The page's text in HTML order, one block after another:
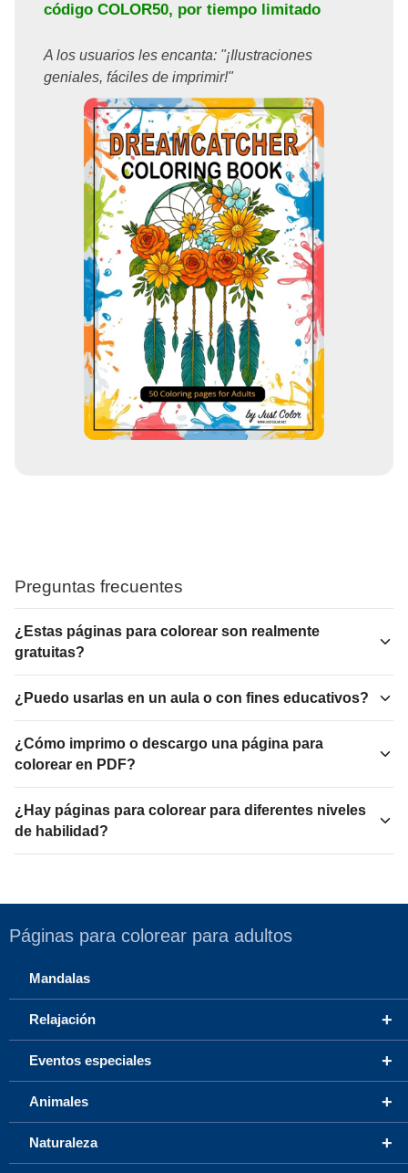
código COLOR50, por tiempo limitado
A los usuarios les encanta: "¡Ilustraciones
geniales, fáciles de imprimir!"
Preguntas frecuentes
¿Estas páginas para colorear son realmente
gratuitas?
¿Puedo usarlas en un aula o con fines educativos?
¿Cómo imprimo o descargo una página para
colorear en PDF?
¿Hay páginas para colorear para diferentes niveles
de habilidad?
Páginas para colorear para adultos
Mandalas
+
Relajación
+
Eventos especiales
+
Animales
+
Naturaleza